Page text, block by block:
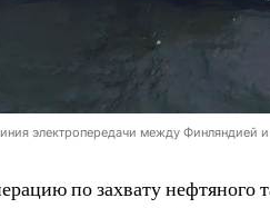
электропередачи между Финляндией
по захвату нефтяного